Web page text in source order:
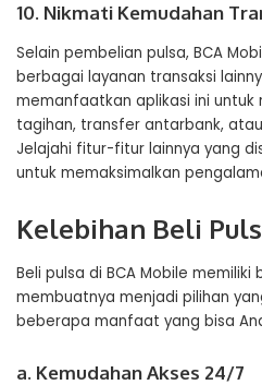
10. Nikmati Kemudahan
Selain pembelian pulsa, BCA
berbagai layanan transaksi
memanfaatkan aplikasi ini untuk
tagihan, transfer antarbank,
Jelajahi fitur-fitur lainnya yang
untuk memaksimalkan
Kelebihan Beli
Beli pulsa di BCA Mobile
membuatnya menjadi pilihan
beberapa manfaat yang bisa
a. Kemudahan Akses 24/7